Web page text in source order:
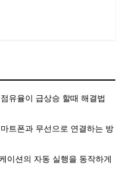
유율이 급상승 할때 해결법
트폰과 무선으로 연결하는 방
이션의 자동 실행을 동작하게